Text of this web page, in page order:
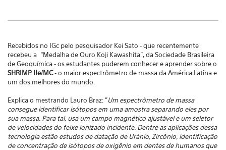
Recebidos no IGc pelo pesquisador Kei Sato - que recentemente
recebeu a “Medalha de Ouro Koji Kawashita”, da Sociedade Brasileira
de Geoquímica - os estudantes puderem conhecer e aprender sobre o
SHRIMP IIe/MC- o maior espectrômetro de massa da América Latina e
um dos melhores do mundo.
Explica o mestrando Lauro Braz: "Um espectrômetro de massa
consegue identificar isótopos em uma amostra separando eles por
sua massa. Para tal, usa um campo magnético ajustável e um seletor
de velocidades do feixe ionizado incidente. Dentre as aplicações dessa
tecnologia estão estudos de datação de Urânio, Zircônio, identificação
de concentração de isótopos de oxigênio em dentes de humanos que